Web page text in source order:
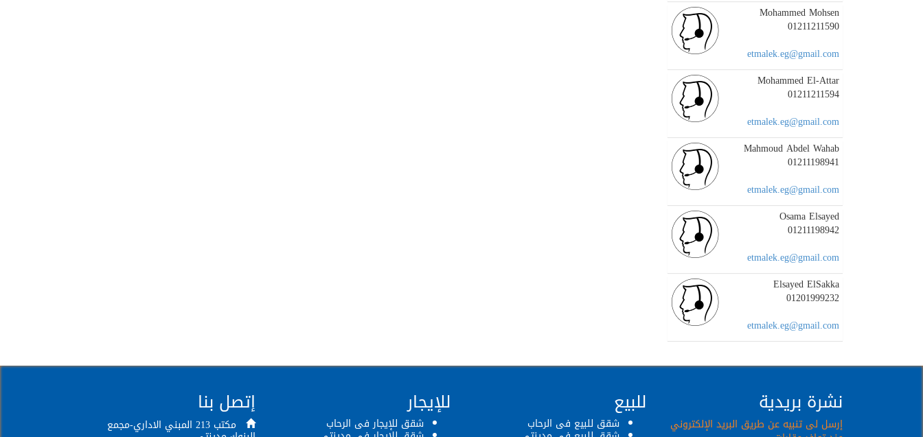
Mohammed Mohsen
01211211590
etmalek.eg@gmail.com
Mohammed El-Attar
01211211594
etmalek.eg@gmail.com
Mahmoud Abdel Wahab
01211198941
etmalek.eg@gmail.com
Osama Elsayed
01211198942
etmalek.eg@gmail.com
Elsayed ElSakka
01201999232
etmalek.eg@gmail.com
نشرة بريدية
إرسل لى تنبيه عن طريق البريد الإلكتروني
للبيع
شقق للبيع فى الرحاب
للإيجار
شقق للإيجار فى الرحاب
إتصل بنا
مكتب 213 المبني الاداري-مجمع